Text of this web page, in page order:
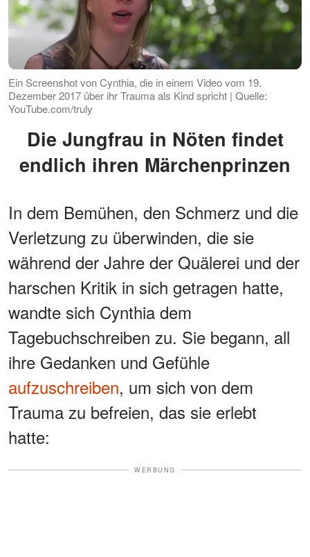
Ein Screenshot von Cynthia, die in einem Video vom 19.
Dezember 2017 über ihr Trauma als Kind spricht | Quelle:
YouTube.com/truly
Die Jungfrau in Nöten findet
endlich ihren Märchenprinzen
In dem Bemühen, den Schmerz und die
Verletzung zu überwinden, die sie
während der Jahre der Quälerei und der
harschen Kritik in sich getragen hatte,
wandte sich Cynthia dem
Tagebuchschreiben zu. Sie begann, all
ihre Gedanken und Gefühle
aufzuschreiben, um sich von dem
Trauma zu befreien, das sie erlebt
hatte:
WERBUNG